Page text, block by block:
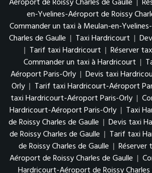
en-Yvelines-Aéroport de Roissy
Commander un taxi à Meulan-en-
Charles de Gaulle | Taxi Hardricourt |
| Tarif taxi Hardricourt | Réserver
Commander un taxi à Hardricourt |
Aéroport Paris-Orly | Devis taxi
Orly | Tarif taxi Hardricourt-Aéroport
taxi Hardricourt-Aéroport Paris-Orly |
Hardricourt-Aéroport Paris-Orly | Taxi
de Roissy Charles de Gaulle | Devis taxi
de Roissy Charles de Gaulle | Tarif taxi
de Roissy Charles de Gaulle |
Aéroport de Roissy Charles de Gaulle |